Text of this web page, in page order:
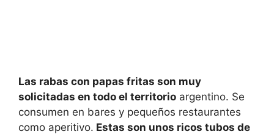
Las rabas con papas fritas son muy
solicitadas en todo el territorio argentino. Se
consumen en bares y pequeños restaurantes
como aperitivo. Estas son unos ricos tubos de